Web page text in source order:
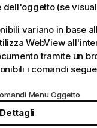
dell'oggetto (se
variano in base
WebView
tramite un
i comandi
Menu Oggetto
Dettagli